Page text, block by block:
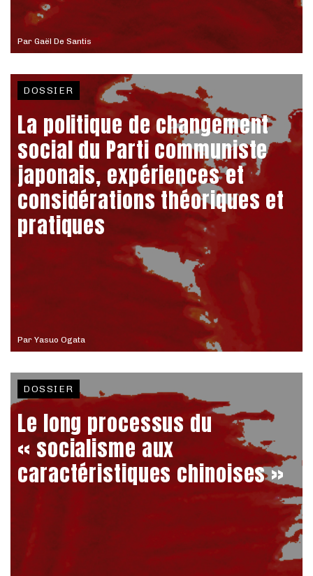
Par Gaël De Santis
Par Yasuo Ogata
DOSSIER
La politique de changement
social du Parti communiste
japonais, expériences et
considérations théoriques et
pratiques
DOSSIER
Le long processus du
« socialisme aux
caractéristiques chinoises »